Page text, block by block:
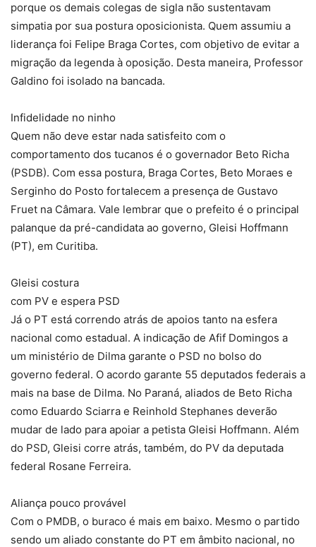
porque os demais colegas de sigla não sustentavam
simpatia por sua postura oposicionista. Quem assumiu a
liderança foi Felipe Braga Cortes, com objetivo de evitar a
migração da legenda à oposição. Desta maneira, Professor
Galdino foi isolado na bancada.
Infidelidade no ninho
Quem não deve estar nada satisfeito com o
comportamento dos tucanos é o governador Beto Richa
(PSDB). Com essa postura, Braga Cortes, Beto Moraes e
Serginho do Posto fortalecem a presença de Gustavo
Fruet na Câmara. Vale lembrar que o prefeito é o principal
palanque da pré-candidata ao governo, Gleisi Hoffmann
(PT), em Curitiba.
Gleisi costura
com PV e espera PSD
Já o PT está correndo atrás de apoios tanto na esfera
nacional como estadual. A indicação de Afif Domingos a
um ministério de Dilma garante o PSD no bolso do
governo federal. O acordo garante 55 deputados federais a
mais na base de Dilma. No Paraná, aliados de Beto Richa
como Eduardo Sciarra e Reinhold Stephanes deverão
mudar de lado para apoiar a petista Gleisi Hoffmann. Além
do PSD, Gleisi corre atrás, também, do PV da deputada
federal Rosane Ferreira.
Aliança pouco provável
Com o PMDB, o buraco é mais em baixo. Mesmo o partido
sendo um aliado constante do PT em âmbito nacional, no